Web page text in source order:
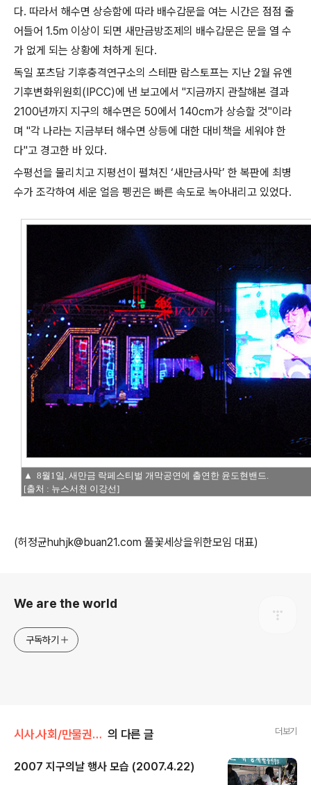
다. 따라서 해수면 상승함에 따라 배수갑문을 여는 시간은 점점 줄
어들어 1.5m 이상이 되면 새만금방조제의 배수갑문은 문을 열 수
가 없게 되는 상황에 처하게 된다.
독일 포츠담 기후충격연구소의 스테판 람스토프는 지난 2월 유엔
기후변화위원회(IPCC)에 낸 보고에서 "지금까지 관찰해본 결과
2100년까지 지구의 해수면은 50에서 140cm가 상승할 것"이라
며 "각 나라는 지금부터 해수면 상등에 대한 대비책을 세워야 한
다"고 경고한 바 있다.
수평선을 물리치고 지평선이 펼쳐진 ‘새만금사막’ 한 복판에 최병
수가 조각하여 세운 얼음 펭귄은 빠른 속도로 녹아내리고 있었다.
▲ 8월1일, 새만금 락페스티벌 개막공연에 출연한 윤도현밴드.
[출처 : 뉴스서천 이강선]
(허정균huhjk@buan21.com 풀꽃세상을위한모임 대표)
We are the world
구독하기
시사.사회/만물권.환경 의 다른 글 더보기
2007 지구의날 행사 모습 (2007.4.22)